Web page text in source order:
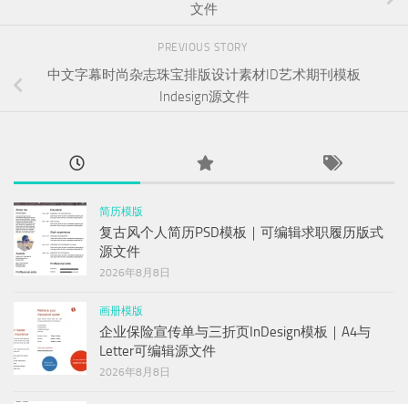
文件
PREVIOUS STORY
中文字幕时尚杂志珠宝排版设计素材ID艺术期刊模板
Indesign源文件
简历模版
复古风个人简历PSD模板｜可编辑求职履历版式
源文件
2026年8月8日
画册模版
企业保险宣传单与三折页InDesign模板｜A4与
Letter可编辑源文件
2026年8月8日